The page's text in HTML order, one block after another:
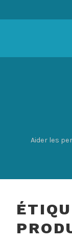
to
Aider les